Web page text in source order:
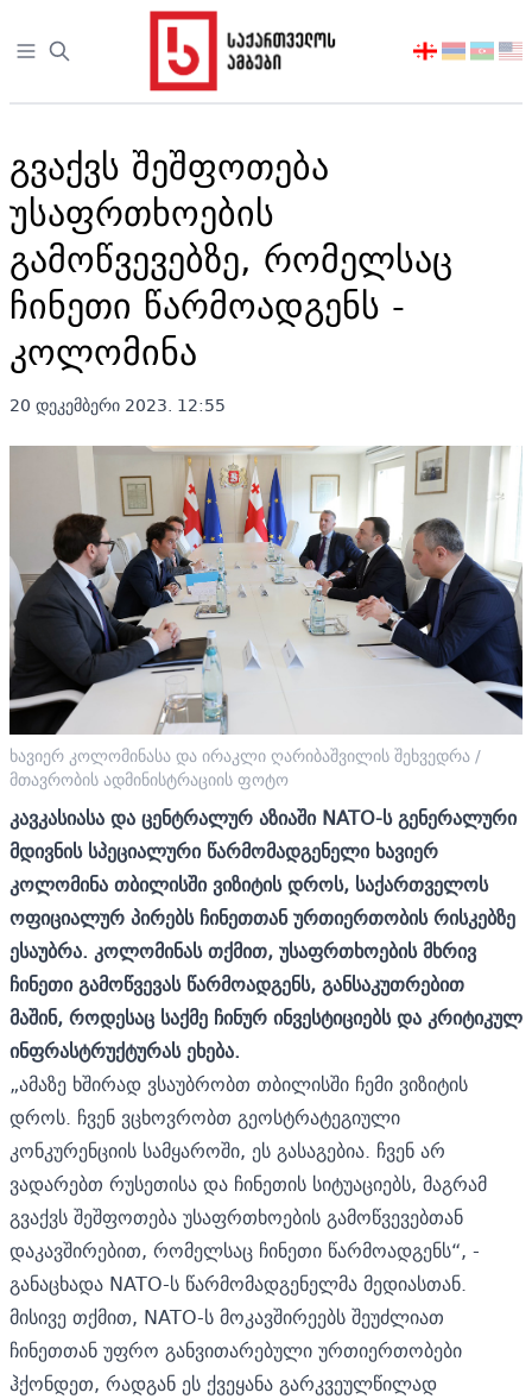
Open sidebar
აირჩიეთ
გვაქვს შეშფოთება
უსაფრთხოების
გამოწვევებზე, რომელსაც
ჩინეთი წარმოადგენს -
კოლომინა
20 დეკემბერი 2023. 12:55
ხავიერ კოლომინასა და ირაკლი ღარიბაშვილის შეხვედრა /
მთავრობის ადმინისტრაციის ფოტო
კავკასიასა და ცენტრალურ აზიაში NATO-ს გენერალური
მდივნის სპეციალური წარმომადგენელი ხავიერ
კოლომინა თბილისში ვიზიტის დროს, საქართველოს
ოფიციალურ პირებს ჩინეთთან ურთიერთობის რისკებზე
ესაუბრა. კოლომინას თქმით, უსაფრთხოების მხრივ
ჩინეთი გამოწვევას წარმოადგენს, განსაკუთრებით
მაშინ, როდესაც საქმე ჩინურ ინვესტიციებს და კრიტიკულ
ინფრასტრუქტურას ეხება.
„ამაზე ხშირად ვსაუბრობთ თბილისში ჩემი ვიზიტის
დროს. ჩვენ ვცხოვრობთ გეოსტრატეგიული
კონკურენციის სამყაროში, ეს გასაგებია. ჩვენ არ
ვადარებთ რუსეთისა და ჩინეთის სიტუაციებს, მაგრამ
გვაქვს შეშფოთება უსაფრთხოების გამოწვევებთან
დაკავშირებით, რომელსაც ჩინეთი წარმოადგენს“, -
განაცხადა NATO-ს წარმომადგენელმა მედიასთან.
მისივე თქმით, NATO-ს მოკავშირეებს შეუძლიათ
ჩინეთთან უფრო განვითარებული ურთიერთობები
ჰქონდეთ, რადგან ეს ქვეყანა გარკვეულწილად